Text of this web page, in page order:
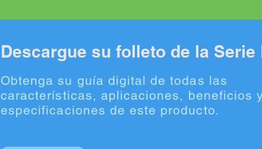
Obtenga su guía digital de todas las
características, aplicaciones, beneficios
especificaciones de este producto.
Descargue su folleto de la Serie